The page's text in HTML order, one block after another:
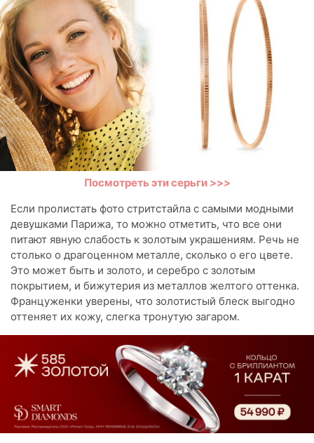
Посмотреть эти серьги >>>
Если пролистать фото стритстайла с самыми модными
девушками Парижа, то можно отметить, что все они
питают явную слабость к золотым украшениям. Речь не
столько о драгоценном металле, сколько о его цвете.
Это может быть и золото, и серебро с золотым
покрытием, и бижутерия из металлов желтого оттенка.
Француженки уверены, что золотистый блеск выгодно
оттеняет их кожу, слегка тронутую загаром.